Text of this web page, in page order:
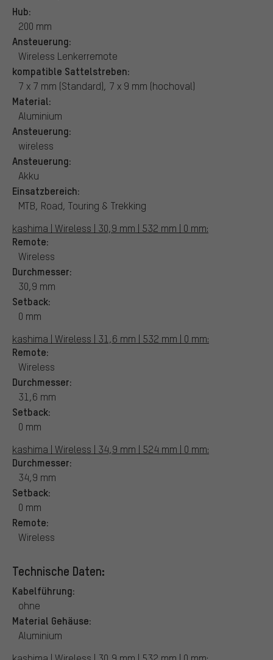
Hub:
200 mm
Ansteuerung:
Wireless Lenkerremote
kompatible Sattelstreben:
7 x 7 mm (Standard), 7 x 9 mm (hochoval)
Material:
Aluminium
Ansteuerung:
wireless
Ansteuerung:
Akku
Einsatzbereich:
MTB, Road, Touring & Trekking
kashima | Wireless | 30,9 mm | 532 mm | 0 mm:
Remote:
Wireless
Durchmesser:
30,9 mm
Setback:
0 mm
kashima | Wireless | 31,6 mm | 532 mm | 0 mm:
Remote:
Wireless
Durchmesser:
31,6 mm
Setback:
0 mm
kashima | Wireless | 34,9 mm | 524 mm | 0 mm:
Durchmesser:
34,9 mm
Setback:
0 mm
Remote:
Wireless
Technische Daten:
Kabelführung:
ohne
Material Gehäuse:
Aluminium